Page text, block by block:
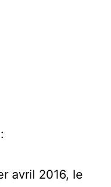
avril 2016, le